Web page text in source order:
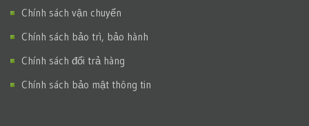
Chính sách vận chuyển
Chính sách bảo trì, bảo hành
Chính sách đổi trả hàng
Chính sách bảo mật thông tin